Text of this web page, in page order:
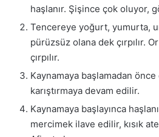
haşlanır. Şişince çok oluyor,
Tencereye yoğurt, yumurta,
pürüzsüz olana dek çırpılır.
çırpılır.
Kaynamaya başlamadan
karıştırmaya devam edilir.
Kaynamaya başlayınca
mercimek ilave edilir, kısık